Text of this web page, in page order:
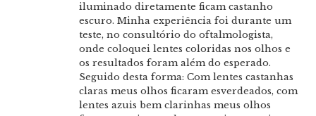
iluminado diretamente ficam castanho
escuro. Minha experiência foi durante um
teste, no consultório do oftalmologista,
onde coloquei lentes coloridas nos olhos e
os resultados foram além do esperado.
Seguido desta forma: Com lentes castanhas
claras meus olhos ficaram esverdeados, com
lentes azuis bem clarinhas meus olhos